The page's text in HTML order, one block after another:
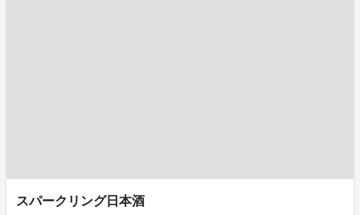
スパークリング日本酒